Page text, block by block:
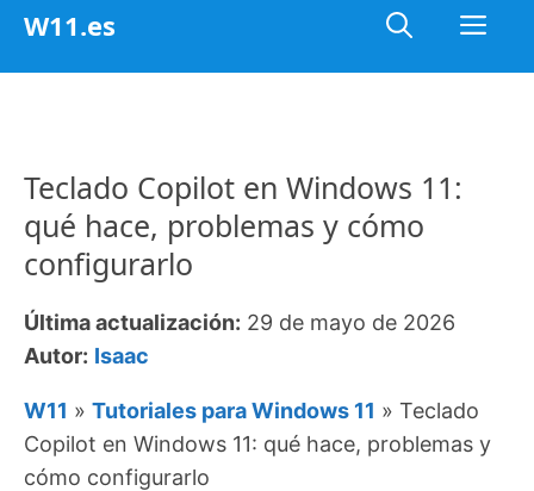
Saltar
W11.es
Teclado Copilot en Windows 11:
qué hace, problemas y cómo
configurarlo
Última actualización: 29 de mayo de 2026
Autor: Isaac
W11 » Tutoriales para Windows 11 » Teclado
Copilot en Windows 11: qué hace, problemas y
cómo configurarlo